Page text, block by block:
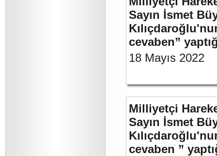
Sayın İsmet
cevaben”
18 Mayıs 2022
Milliyetçi
Sayın İsmet
cevaben ”